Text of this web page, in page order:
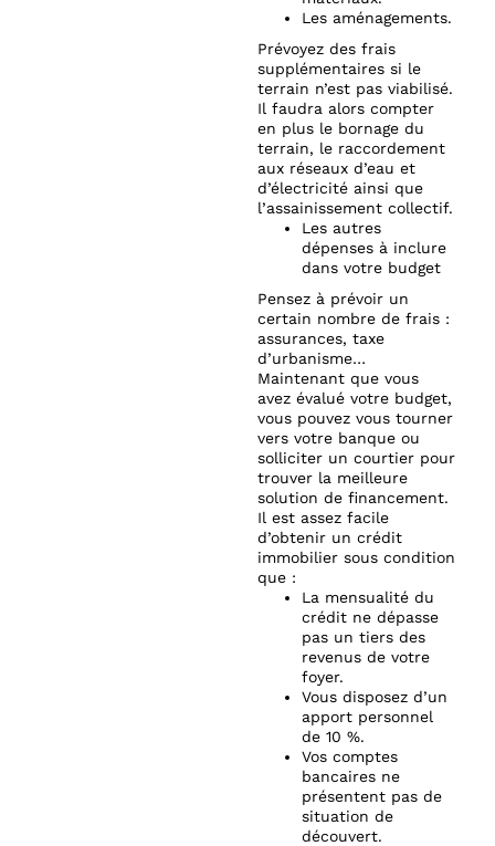
Les aménagements.
Prévoyez des frais
supplémentaires si le
terrain n’est pas viabilisé.
Il faudra alors compter
en plus le bornage du
terrain, le raccordement
aux réseaux d’eau et
d’électricité ainsi que
l’assainissement collectif.
Les autres
dépenses à inclure
dans votre budget
Pensez à prévoir un
certain nombre de frais :
assurances, taxe
d’urbanisme…
Maintenant que vous
avez évalué votre budget,
vous pouvez vous tourner
vers votre banque ou
solliciter un courtier pour
trouver la meilleure
solution de financement.
Il est assez facile
d’obtenir un crédit
immobilier sous condition
que :
La mensualité du
crédit ne dépasse
pas un tiers des
revenus de votre
foyer.
Vous disposez d’un
apport personnel
de 10 %.
Vos comptes
bancaires ne
présentent pas de
situation de
découvert.